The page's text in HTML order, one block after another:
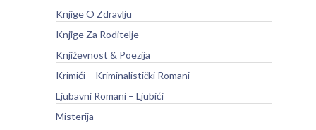
Knjige O Zdravlju
Knjige Za Roditelje
Književnost & Poezija
Krimići – Kriminalistički Romani
Ljubavni Romani – Ljubići
Misterija